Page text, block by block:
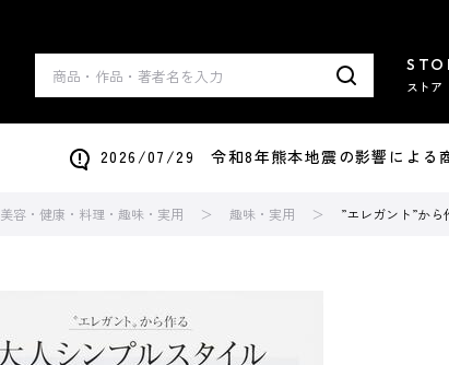
ストア
2026/07/29 令和8年熊本地震の影響による
美容・健康・料理・趣味・実用 趣味・実用 ”エレガント”か